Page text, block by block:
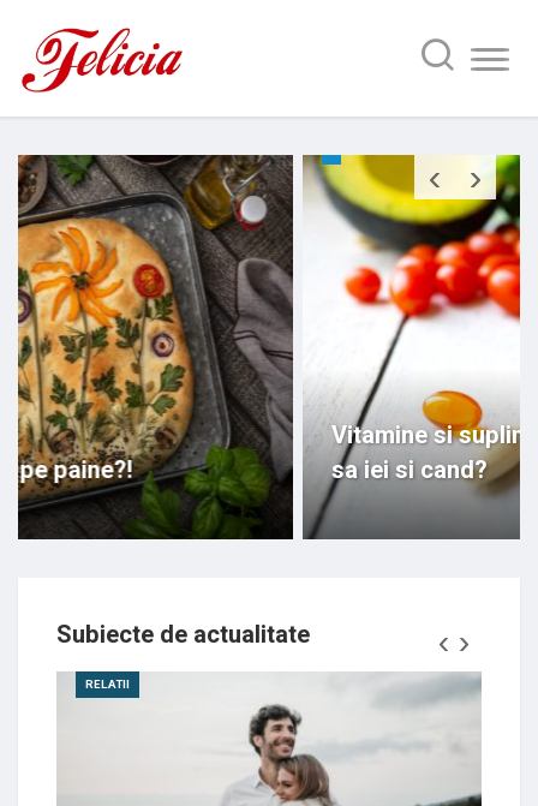
Vitamine si suplimente nutritionale – ce
sa iei si cand?
‹ ›
Subiecte de actualitate
RELATII
‹ ›